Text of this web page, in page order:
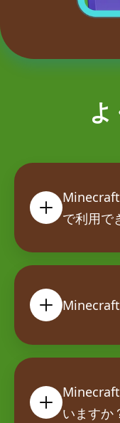
で利用で
Minecraft
いますか